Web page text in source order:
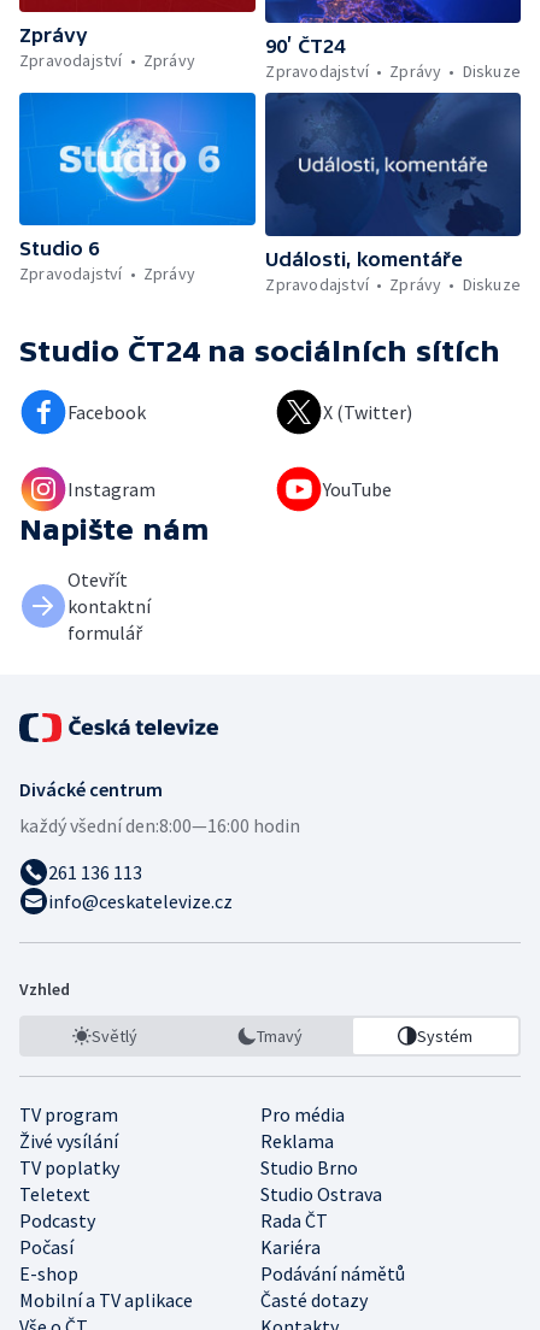
Zprávy
Zpravodajství
Zprávy
90’ ČT24
Zpravodajství
Zprávy Diskuze
Studio 6
Zpravodajství
Zprávy
Události, komentáře
Zpravodajství
Zprávy Diskuze
Studio ČT24 na sociálních sítích
Facebook X (Twitter)
Instagram YouTube
Napište nám
Otevřít
kontaktní
formulář
Divácké centrum
každý všední den:8:00—16:00 hodin
261 136 113
info@ceskatelevize.cz
Vzhled
Světlý Tmavý Systém
TV program
Pro média
Živé vysílání
Reklama
TV poplatky
Studio Brno
Teletext
Studio Ostrava
Podcasty
Rada ČT
Počasí
Kariéra
E-shop
Podávání námětů
Mobilní a TV aplikace
Časté dotazy